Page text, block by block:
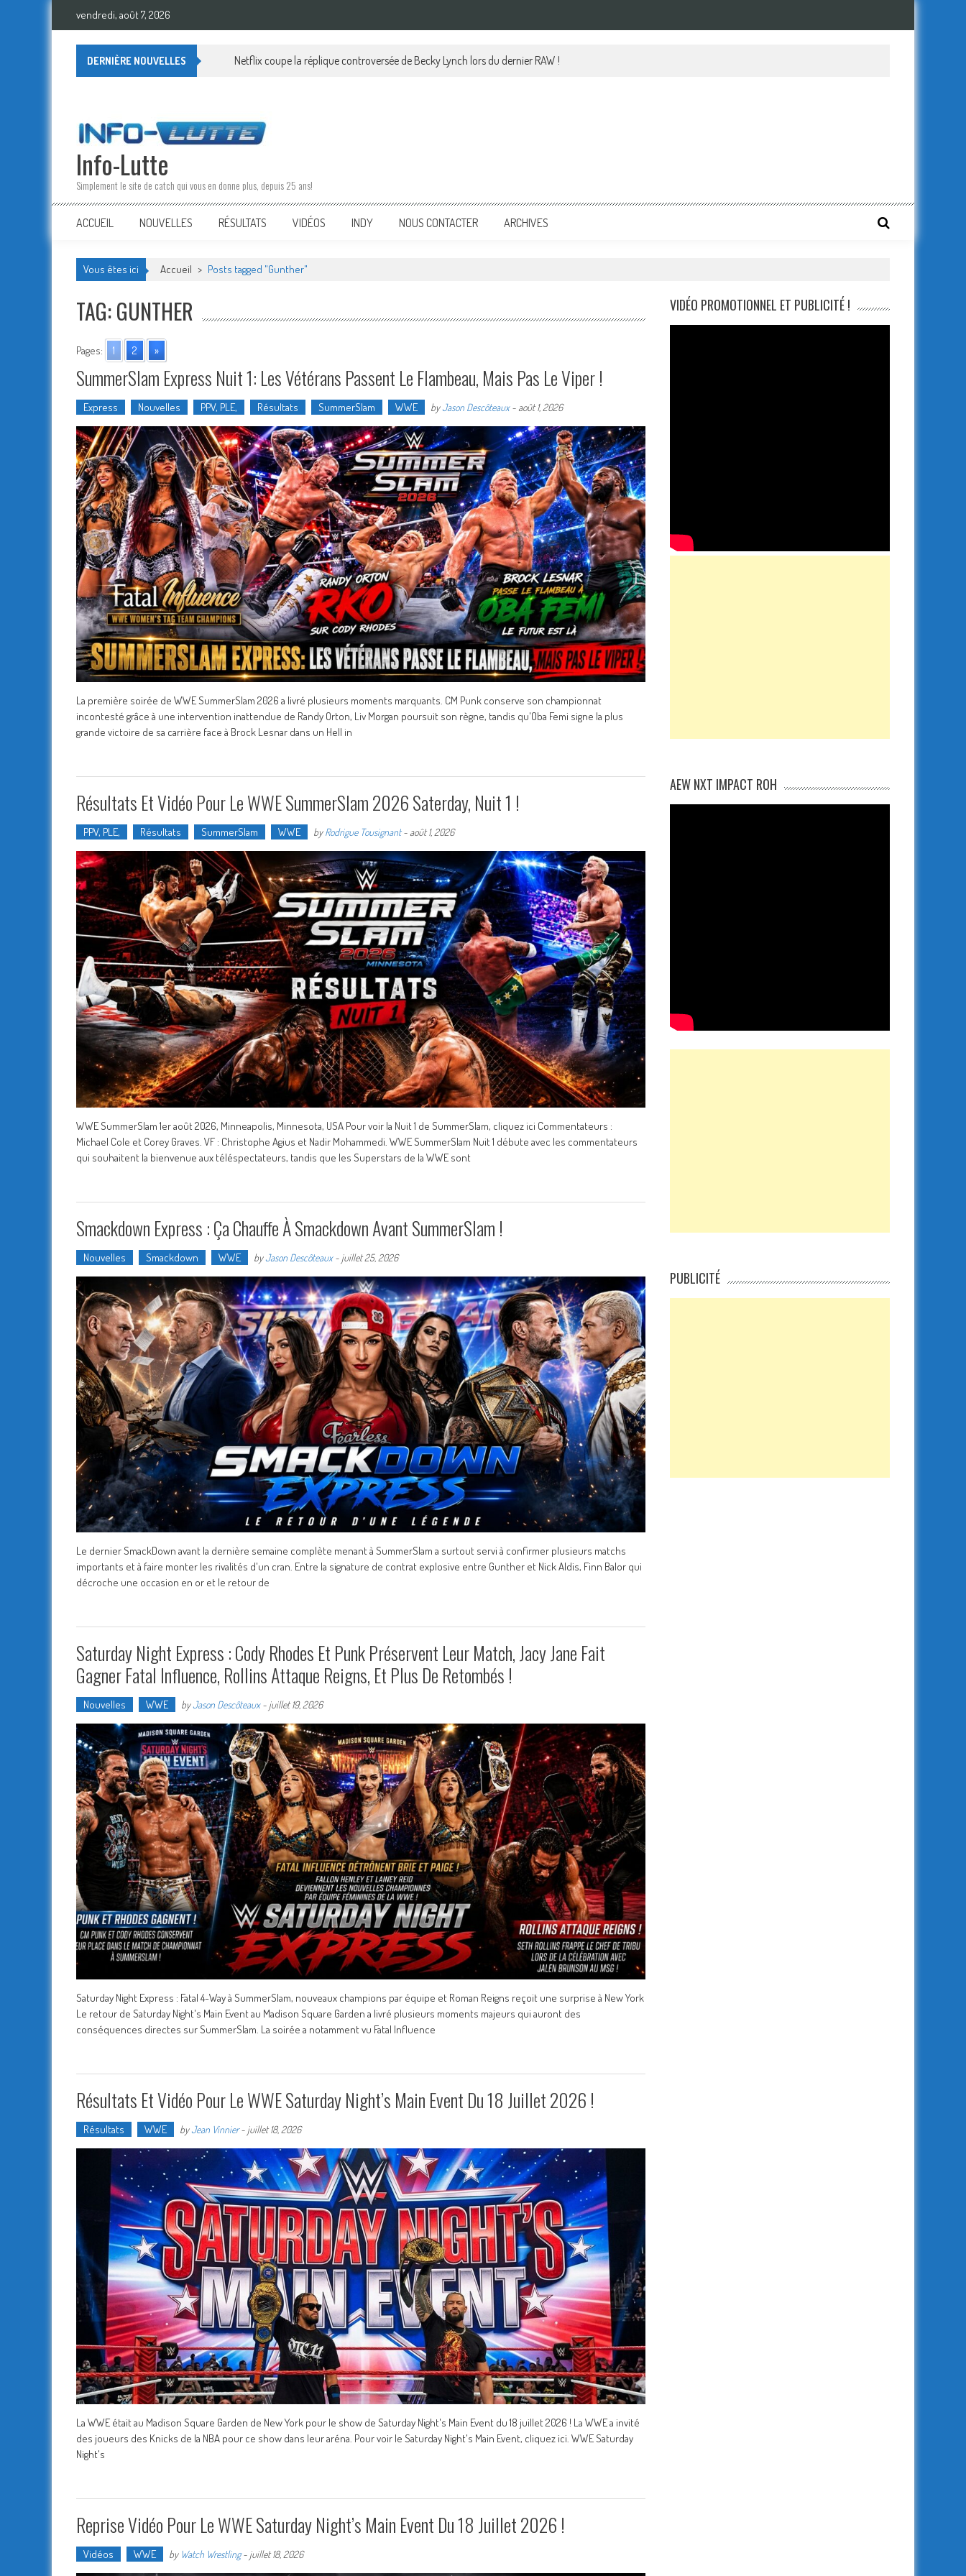
Skip
vendredi, août 7, 2026
DERNIÈRE NOUVELLES Netflix coupe la réplique controversée de Becky Lynch lors du dernier RAW !
Info-Lutte
Simplement le site de catch qui vous en donne plus, depuis 25 ans!
ACCUEIL NOUVELLES RÉSULTATS VIDÉOS INDY NOUS CONTACTER ARCHIVES
Vous êtes ici Accueil > Posts tagged "Gunther"
TAG: GUNTHER
Pages: 1 2 »
SummerSlam Express Nuit 1: Les Vétérans Passent Le Flambeau, Mais Pas Le Viper !
Express Nouvelles PPV, PLE, Résultats SummerSlam WWE byJason Descôteaux- août 1, 2026
La première soirée de WWE SummerSlam 2026 a livré plusieurs moments marquants. CM Punk conserve son championnat
incontesté grâce à une intervention inattendue de Randy Orton, Liv Morgan poursuit son règne, tandis qu'Oba Femi signe la plus
grande victoire de sa carrière face à Brock Lesnar dans un Hell in
Résultats Et Vidéo Pour Le WWE SummerSlam 2026 Saterday, Nuit 1 !
PPV, PLE, Résultats SummerSlam WWE byRodrigue Tousignant- août 1, 2026
WWE SummerSlam 1er août 2026, Minneapolis, Minnesota, USA Pour voir la Nuit 1 de SummerSlam, cliquez ici Commentateurs :
Michael Cole et Corey Graves. VF : Christophe Agius et Nadir Mohammedi. WWE SummerSlam Nuit 1 débute avec les commentateurs
qui souhaitent la bienvenue aux téléspectateurs, tandis que les Superstars de la WWE sont
Smackdown Express : Ça Chauffe À Smackdown Avant SummerSlam !
Nouvelles Smackdown WWE byJason Descôteaux- juillet 25, 2026
Le dernier SmackDown avant la dernière semaine complète menant à SummerSlam a surtout servi à confirmer plusieurs matchs
importants et à faire monter les rivalités d'un cran. Entre la signature de contrat explosive entre Gunther et Nick Aldis, Finn Balor qui
décroche une occasion en or et le retour de
Saturday Night Express : Cody Rhodes Et Punk Préservent Leur Match, Jacy Jane Fait
Gagner Fatal Influence, Rollins Attaque Reigns, Et Plus De Retombés !
Nouvelles WWE byJason Descôteaux- juillet 19, 2026
Saturday Night Express : Fatal 4-Way à SummerSlam, nouveaux champions par équipe et Roman Reigns reçoit une surprise à New York
Le retour de Saturday Night's Main Event au Madison Square Garden a livré plusieurs moments majeurs qui auront des
conséquences directes sur SummerSlam. La soirée a notamment vu Fatal Influence
Résultats Et Vidéo Pour Le WWE Saturday Night’s Main Event Du 18 Juillet 2026 !
Résultats WWE byJean Vinnier- juillet 18, 2026
La WWE était au Madison Square Garden de New York pour le show de Saturday Night's Main Event du 18 juillet 2026 ! La WWE a invité
des joueurs des Knicks de la NBA pour ce show dans leur aréna. Pour voir le Saturday Night's Main Event, cliquez ici. WWE Saturday
Night's
Reprise Vidéo Pour Le WWE Saturday Night’s Main Event Du 18 Juillet 2026 !
Vidéos WWE by Watch Wrestling- juillet 18, 2026
VIDÉO PROMOTIONNEL ET PUBLICITÉ !
AEW NXT IMPACT ROH
PUBLICITÉ